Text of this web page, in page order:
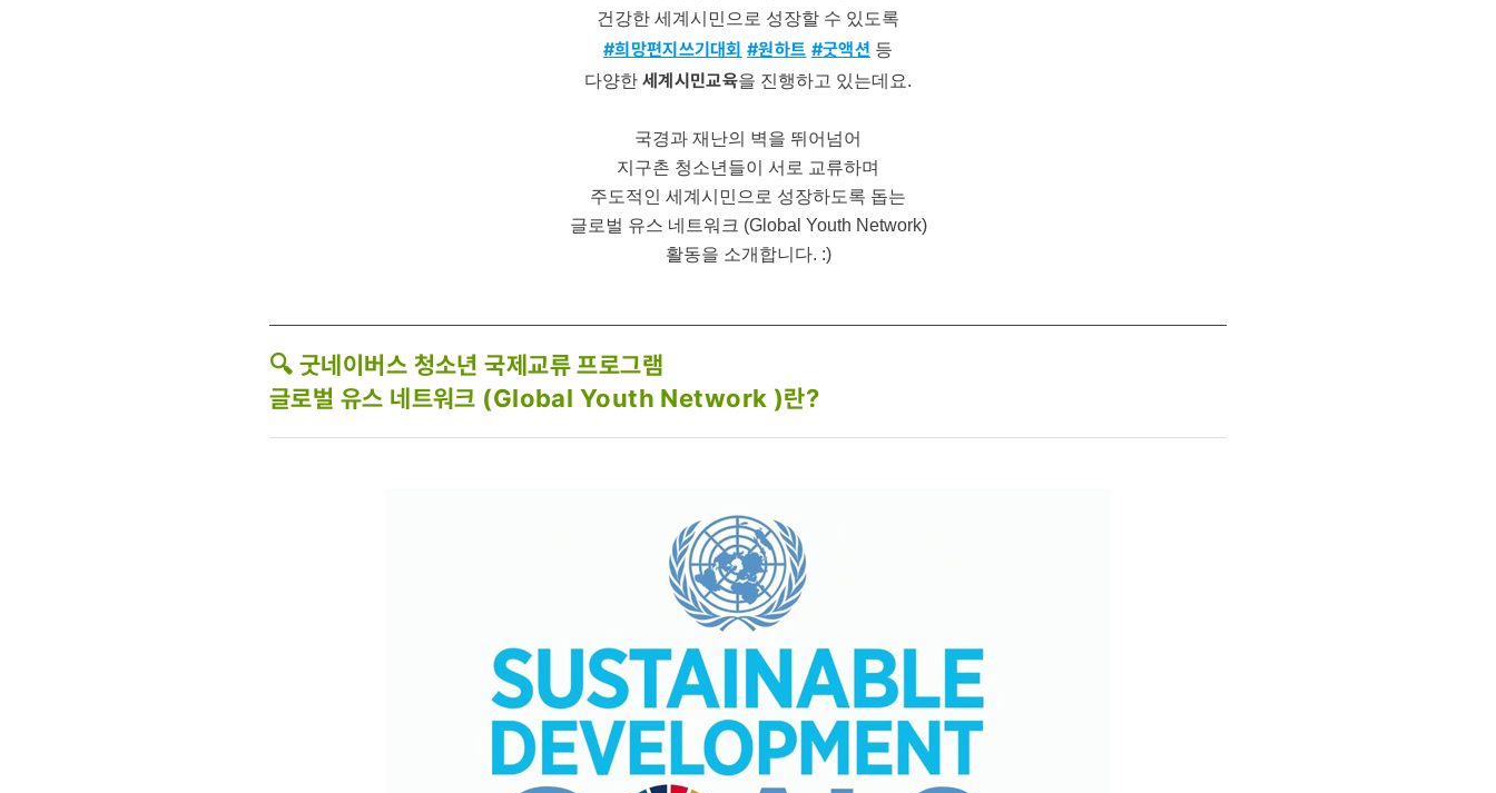
건강한 세계시민으로 성장할 수 있도록
#희망편지쓰기대회 #원하트 #굿액션 등
다양한세계시민교육을 진행하고 있는데요.
국경과 재난의 벽을 뛰어넘어
지구촌 청소년들이 서로 교류하며
주도적인 세계시민으로 성장하도록 돕는
글로벌 유스 네트워크 (Global Youth Network)
활동을 소개합니다. :)
🔍 굿네이버스 청소년 국제교류 프로그램
글로벌 유스 네트워크 (Global Youth Network )란?